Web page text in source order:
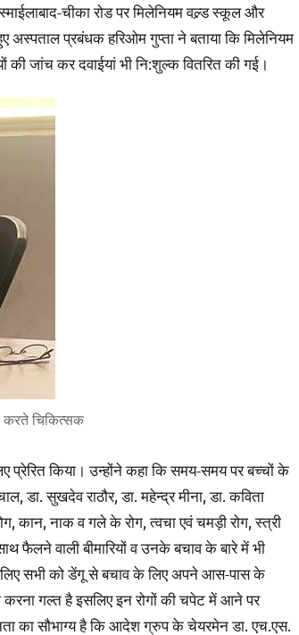
चीका रोड पर मिलेनियम वल्र्ड स्कूल और
अस्पताल प्रबंधक हरिओम गुप्ता ने बताया कि मिलेनियम
जांच कर दवाईयां भी नि:शुल्क वितरित की गई।
करते चिकित्सक
किया। उन्होंने कहा कि समय-समय पर बच्चों के
डा. सुखदेव राठौर, डा. महेन्द्र मीना, डा. कविता
कान, नाक व गले के रोग, त्वचा एवं चमड़ी रोग, स्त्री
फैलने वाली बीमारियों व उनके बचाव के बारे में भी
सभी को डेंगू से बचाव के लिए अपने आस-पास के
गल्त है इसलिए इन रोगों की चपेट में आने पर
का सौभाग्य है कि आदेश ग्रुप के चेयरमेन डा. एच.एस.